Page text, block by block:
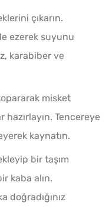
çıkarın.
ezerek suyunu
karabiber ve
misket
Tencereye
kaynatın.
bir taşım
kaba alın.
doğradığınız